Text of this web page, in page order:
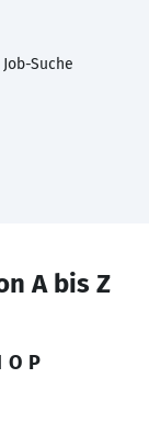
Suche
A bis Z
O P